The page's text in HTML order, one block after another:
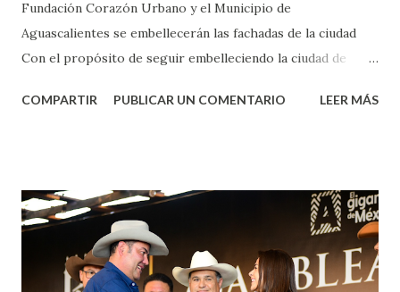
Fundación Corazón Urbano y el Municipio de
Aguascalientes se embellecerán las fachadas de la ciudad
Con el propósito de seguir embelleciendo la ciudad de
municipal, Leo Montañez dio inicio al programa
Corazón Urbano y el Municipio capital. Leo Montañez
informó que en este programa se usarán cerca de 90 mil
metros cuadrados de pintura, para dar inicio en la calle
Nieto, entre Jesús F. Elizondo y la calle 22 de Octubre, con
COMPARTIR PUBLICAR UN COMENTARIO LEER MÁS